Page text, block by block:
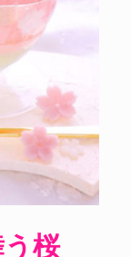
桜